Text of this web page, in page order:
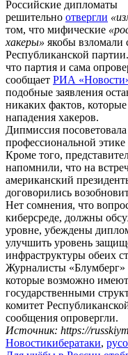
Российские дипломаты
решительно отвергли
том, что мифические
хакеры» якобы взломали
Республиканской
что партия и сама
сообщает РИА
подобные заявления
никаких фактов,
нападения хакеров.
Дипмиссия
профессиональной
Кроме того,
напомнили, что на
американский
договорились
Нет сомнения, что
киберсреде, должны
уровне, убеждены
улучшить уровень
инфраструктуры обеих
Журналисты «Блумберг»
которые возможно
государственными
комитет
сообщения опровергли.
Источник: https://
Новостикибератаки,